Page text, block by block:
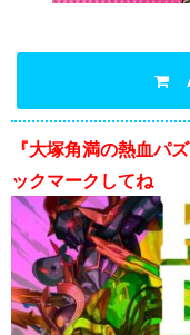
『大塚角満の熱血パ
ックマークしてね